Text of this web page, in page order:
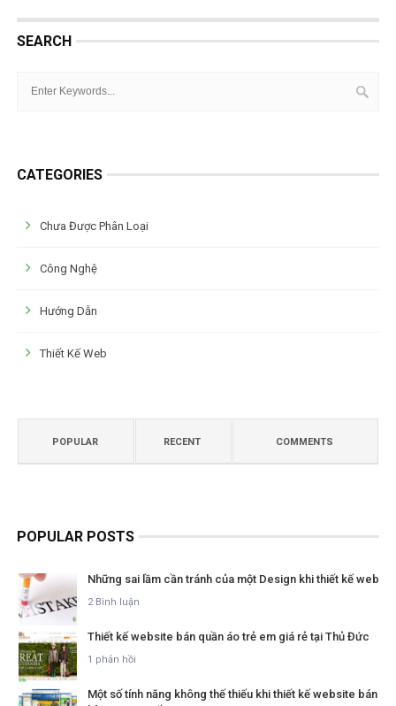
SEARCH
CATEGORIES
Chưa Được Phân Loại
Công Nghệ
Hướng Dẫn
Thiết Kế Web
POPULAR RECENT COMMENTS
POPULAR POSTS
Những sai lầm cần tránh của một Design khi thiết kế web
2 Bình luận
Thiết kế website bán quần áo trẻ em giá rẻ tại Thủ Đức
1 phản hồi
Một số tính năng không thế thiếu khi thiết kế website bán